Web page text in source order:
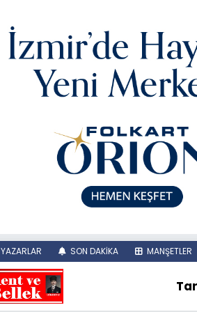
YAZARLAR SON DAKİKA MANŞETLER